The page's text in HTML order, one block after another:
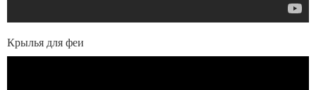
Крылья для феи